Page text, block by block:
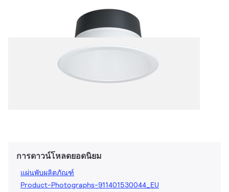
การดาวน์โหลดยอดนิยม
แผ่นพับผลิตภัณฑ์
Product-Photographs-911401530044_EU